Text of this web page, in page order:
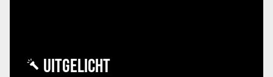
UITGELICHT